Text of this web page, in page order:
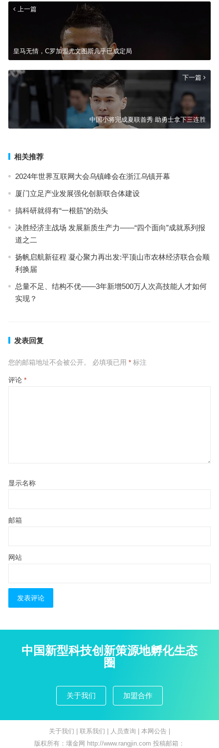
上一篇
皇马无情，C罗加盟尤文图斯几乎已成定局
下一篇
中国小将完成夏联首秀 助勇士拿下三连胜
相关推荐
2024年世界互联网大会乌镇峰会在浙江乌镇开幕
厦门立足产业发展强化创新联合体建设
搞科研就得有“一根筋”的劲头
决胜经济主战场 发展新质生产力——“四个面向”成就系列报
道之二
扬帆启航新征程 凝心聚力再出发:平顶山市农林经济联合会顺
利换届
总量不足、结构不优——3年新增500万人次高技能人才如何
实现？
发表回复
您的邮箱地址不会被公开。 必填项已用 *标注
评论 *
显示名称
邮箱
网站
中国新型科技创新策源地孵化生态
圈
关于我们 加盟合作
关于我们 联系我们 人员查询 本网公告
版权所有：壤金网 http://www.rangjin.com 投稿邮箱：